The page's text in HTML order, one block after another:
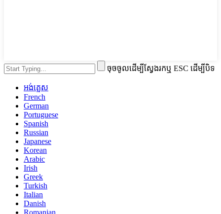
ចុចចូលដើម្បីស្វែងរកឬ ESC ដើម្បីបិទ
អង់គ្លេស
French
German
Portuguese
Spanish
Russian
Japanese
Korean
Arabic
Irish
Greek
Turkish
Italian
Danish
Romanian